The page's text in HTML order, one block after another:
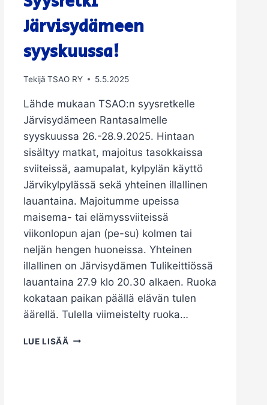
Järvisydämeen
syyskuussa!
Tekijä TSAO RY 5.5.2025
Lähde mukaan TSAO:n syysretkelle
Järvisydämeen Rantasalmelle
syyskuussa 26.-28.9.2025. Hintaan
sisältyy matkat, majoitus tasokkaissa
sviiteissä, aamupalat, kylpylän käyttö
Järvikylpylässä sekä yhteinen illallinen
lauantaina. Majoitumme upeissa
maisema- tai elämyssviiteissä
viikonlopun ajan (pe-su) kolmen tai
neljän hengen huoneissa. Yhteinen
illallinen on Järvisydämen Tulikeittiössä
lauantaina 27.9 klo 20.30 alkaen. Ruoka
kokataan paikan päällä elävän tulen
äärellä. Tulella viimeistelty ruoka…
LUE LISÄÄ SYYSRETKI